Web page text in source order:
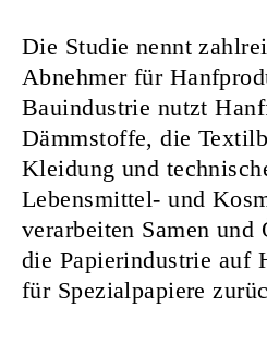
Die Studie nennt
Abnehmer für
Bauindustrie nutzt
Dämmstoffe, die
Kleidung und
Lebensmittel- und
verarbeiten Samen
die Papierindustrie auf
für Spezialpapiere